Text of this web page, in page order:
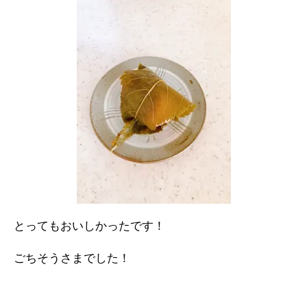
とってもおいしかったです！
ごちそうさまでした！